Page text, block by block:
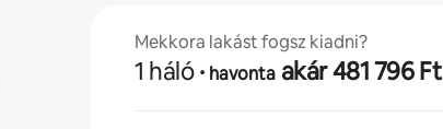
Mekkora lakást fogsz kiadni?
1 háló· havonta akár 481 796 Ft